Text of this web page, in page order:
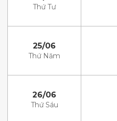
Thứ Tư
25/06
Thứ Năm
26/06
Thứ Sáu